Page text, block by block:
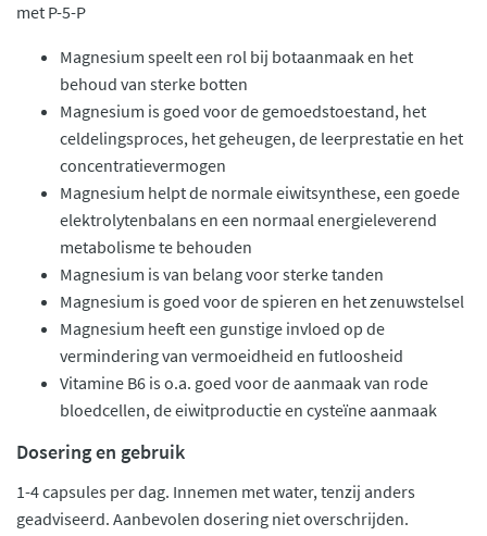
met P-5-P
Magnesium speelt een rol bij botaanmaak en het
behoud van sterke botten
Magnesium is goed voor de gemoedstoestand, het
celdelingsproces, het geheugen, de leerprestatie en het
concentratievermogen
Magnesium helpt de normale eiwitsynthese, een goede
elektrolytenbalans en een normaal energieleverend
metabolisme te behouden
Magnesium is van belang voor sterke tanden
Magnesium is goed voor de spieren en het zenuwstelsel
Magnesium heeft een gunstige invloed op de
vermindering van vermoeidheid en futloosheid
Vitamine B6 is o.a. goed voor de aanmaak van rode
bloedcellen, de eiwitproductie en cysteïne aanmaak
Dosering en gebruik
1-4 capsules per dag. Innemen met water, tenzij anders
geadviseerd. Aanbevolen dosering niet overschrijden.